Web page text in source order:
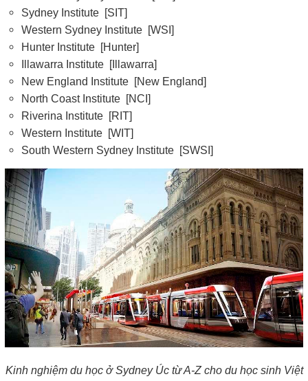
Sydney Institute [SIT]
Western Sydney Institute [WSI]
Hunter Institute [Hunter]
Illawarra Institute [Illawarra]
New England Institute [New England]
North Coast Institute [NCI]
Riverina Institute [RIT]
Western Institute [WIT]
South Western Sydney Institute [SWSI]
Kinh nghiệm du học ở Sydney Úc từ A-Z cho du học sinh Việt